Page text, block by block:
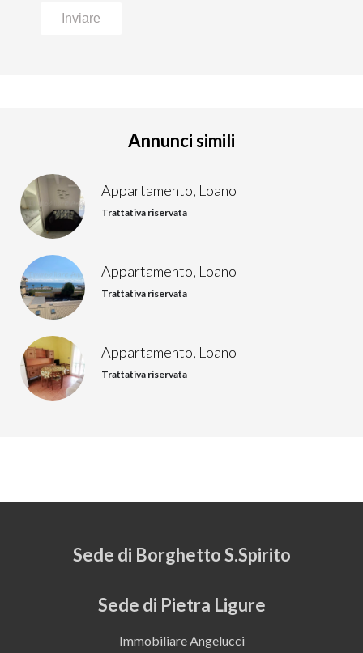
Inviare
Annunci simili
Appartamento, Loano
Trattativa riservata
Appartamento, Loano
Trattativa riservata
Appartamento, Loano
Trattativa riservata
Sede di Borghetto S.Spirito
Sede di Pietra Ligure
Immobiliare Angelucci